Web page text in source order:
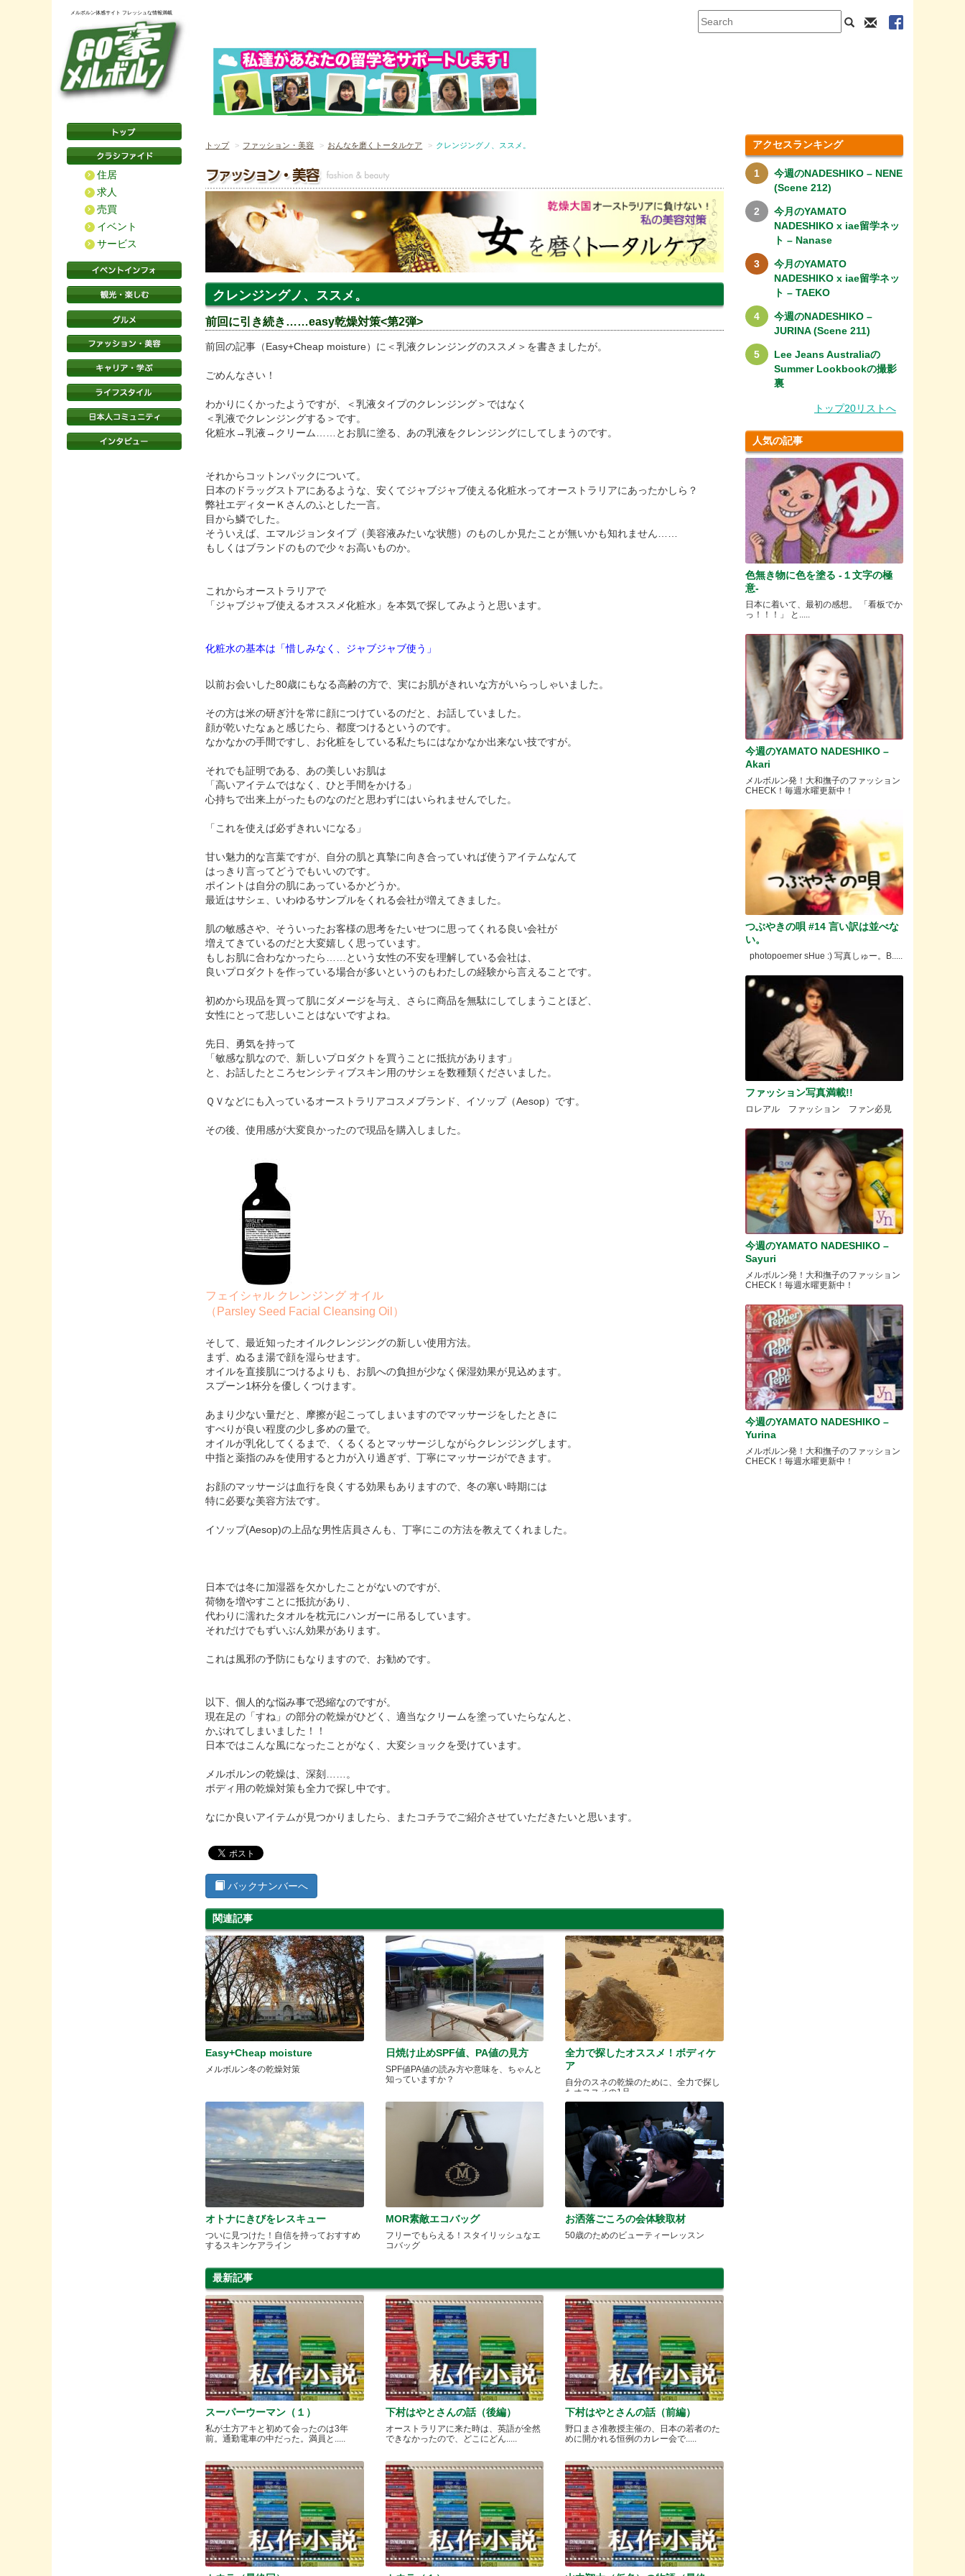
メルボルン体感サイト フレッシュな情報満載
住居
求人
売買
イベント
サービス
トップ ファッション・美容 おんなを磨くトータルケア クレンジングノ、ススメ。
クレンジングノ、ススメ。
前回に引き続き……easy乾燥対策<第2弾>
前回の記事（Easy+Cheap moisture）に＜乳液クレンジングのススメ＞を書きましたが。
ごめんなさい！
わかりにくかったようですが、＜乳液タイプのクレンジング＞ではなく
＜乳液でクレンジングする＞です。
化粧水→乳液→クリーム……とお肌に塗る、あの乳液をクレンジングにしてしまうのです。
それからコットンパックについて。
日本のドラッグストアにあるような、安くてジャブジャブ使える化粧水ってオーストラリアにあったかしら？
弊社エディターＫさんのふとした一言。
目から鱗でした。
そういえば、エマルジョンタイプ（美容液みたいな状態）のものしか見たことが無いかも知れません……
もしくはブランドのもので少々お高いものか。
これからオーストラリアで
「ジャブジャブ使えるオススメ化粧水」を本気で探してみようと思います。
化粧水の基本は「惜しみなく、ジャブジャブ使う」
以前お会いした80歳にもなる高齢の方で、実にお肌がきれいな方がいらっしゃいました。
その方は米の研ぎ汁を常に顔につけているのだと、お話していました。
顔が乾いたなぁと感じたら、都度つけるというのです。
なかなかの手間ですし、お化粧をしている私たちにはなかなか出来ない技ですが。
それでも証明である、あの美しいお肌は
「高いアイテムではなく、ひと手間をかける」
心持ちで出来上がったものなのだと思わずにはいられませんでした。
「これを使えば必ずきれいになる」
甘い魅力的な言葉ですが、自分の肌と真摯に向き合っていれば使うアイテムなんて
はっきり言ってどうでもいいのです。
ポイントは自分の肌にあっているかどうか。
最近はサシェ、いわゆるサンプルをくれる会社が増えてきました。
肌の敏感さや、そういったお客様の思考をたいせつに思ってくれる良い会社が
増えてきているのだと大変嬉しく思っています。
もしお肌に合わなかったら……という女性の不安を理解している会社は、
良いプロダクトを作っている場合が多いというのもわたしの経験から言えることです。
初めから現品を買って肌にダメージを与え、さらに商品を無駄にしてしまうことほど、
女性にとって悲しいことはないですよね。
先日、勇気を持って
「敏感な肌なので、新しいプロダクトを買うことに抵抗があります」
と、お話したところセンシティブスキン用のサシェを数種類くださいました。
ＱＶなどにも入っているオーストラリアコスメブランド、イソップ（Aesop）です。
その後、使用感が大変良かったので現品を購入しました。
フェイシャル クレンジング オイル
（Parsley Seed Facial Cleansing Oil）
そして、最近知ったオイルクレンジングの新しい使用方法。
まず、ぬるま湯で顔を湿らせます。
オイルを直接肌につけるよりも、お肌への負担が少なく保湿効果が見込めます。
スプーン1杯分を優しくつけます。
あまり少ない量だと、摩擦が起こってしまいますのでマッサージをしたときに
すべりが良い程度の少し多めの量で。
オイルが乳化してくるまで、くるくるとマッサージしながらクレンジングします。
中指と薬指のみを使用すると力が入り過ぎず、丁寧にマッサージができます。
お顔のマッサージは血行を良くする効果もありますので、冬の寒い時期には
特に必要な美容方法です。
イソップ(Aesop)の上品な男性店員さんも、丁寧にこの方法を教えてくれました。
日本では冬に加湿器を欠かしたことがないのですが、
荷物を増やすことに抵抗があり、
代わりに濡れたタオルを枕元にハンガーに吊るしています。
それだけでもずいぶん効果があります。
これは風邪の予防にもなりますので、お勧めです。
以下、個人的な悩み事で恐縮なのですが。
現在足の「すね」の部分の乾燥がひどく、適当なクリームを塗っていたらなんと、
かぶれてしまいました！！
日本ではこんな風になったことがなく、大変ショックを受けています。
メルボルンの乾燥は、深刻……。
ボディ用の乾燥対策も全力で探し中です。
なにか良いアイテムが見つかりましたら、またコチラでご紹介させていただきたいと思います。
バックナンバーへ
関連記事
Easy+Cheap moisture
メルボルン冬の乾燥対策
日焼け止めSPF値、PA値の見方
SPF値PA値の読み方や意味を、ちゃんと
知っていますか？
全力で探したオススメ！ボディケ
ア
自分のスネの乾燥のために、全力で探し
たオススメの1品
オトナにきびをレスキュー
ついに見つけた！自信を持っておすすめ
するスキンケアライン
MOR素敵エコバッグ
フリーでもらえる！スタイリッシュなエ
コバッグ
お洒落ごころの会体験取材
50歳のためのビューティーレッスン
最新記事
スーパーウーマン（１）
私が土方アキと初めて会ったのは3年
前。通勤電車の中だった。満員と.....
下村はやとさんの話（後編）
オーストラリアに来た時は、英語が全然
できなかったので、どこにどん.....
下村はやとさんの話（前編）
野口まさ准教授主催の、日本の若者のた
めに開かれる恒例のカレー会で.....
アクセスランキング
今週のNADESHIKO – NENE
(Scene 212)
今月のYAMATO
NADESHIKO x iae留学ネッ
ト – Nanase
今月のYAMATO
NADESHIKO x iae留学ネッ
ト – TAEKO
今週のNADESHIKO –
JURINA (Scene 211)
Lee Jeans Australiaの
Summer Lookbookの撮影
裏
トップ20リストへ
人気の記事
色無き物に色を塗る -１文字の極
意-
日本に着いて、最初の感想。 「看板でか
っ！！！」 と.....
今週のYAMATO NADESHIKO –
Akari
メルボルン発！大和撫子のファッション
CHECK！毎週水曜更新中！
つぶやきの唄 #14 言い訳は並べな
い。
photopoemer sHue :) 写真しゅー。B.....
ファッション写真満載!!
ロレアル ファッション ファン必見
今週のYAMATO NADESHIKO –
Sayuri
メルボルン発！大和撫子のファッション
CHECK！毎週水曜更新中！
今週のYAMATO NADESHIKO –
Yurina
メルボルン発！大和撫子のファッション
CHECK！毎週水曜更新中！